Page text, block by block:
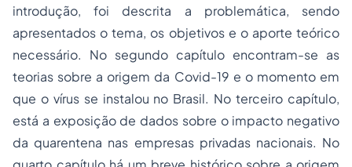
introdução, foi descrita a problemática, sendo
apresentados o tema, os objetivos e o aporte teórico
necessário. No segundo capítulo encontram-se as
teorias sobre a origem da Covid-19 e o momento em
que o vírus se instalou no Brasil. No terceiro capítulo,
está a exposição de dados sobre o impacto negativo
da quarentena nas empresas privadas nacionais. No